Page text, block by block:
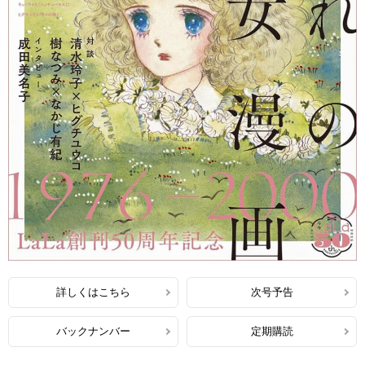
詳しくはこちら 次号予告
バックナンバー 定期購読